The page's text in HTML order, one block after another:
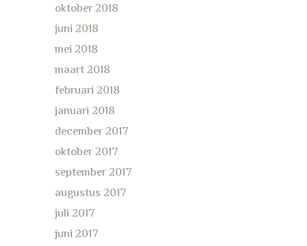
oktober 2018
juni 2018
mei 2018
maart 2018
februari 2018
januari 2018
december 2017
oktober 2017
september 2017
augustus 2017
juli 2017
juni 2017